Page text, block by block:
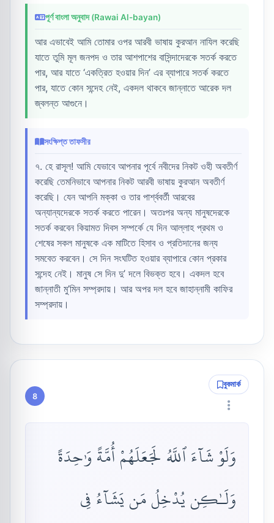
পূর্ণ বাংলা অনুবাদ (Rawai Al-bayan)
আর এভাবেই আমি তোমার ওপর আরবী ভাষায় কুরআন নাযিল করেছি
যাতে তুমি মূল জনপদ ও তার আশপাশের বাসিন্দাদেরকে সতর্ক করতে
পার, আর যাতে ‘একত্রিত হওয়ার দিন’ এর ব্যাপারে সতর্ক করতে
পার, যাতে কোন সন্দেহ নেই, একদল থাকবে জান্নাতে আরেক দল
জ্বলন্ত আগুনে।
সংক্ষিপ্ত তাফসীর
৭. হে রাসূল! আমি যেভাবে আপনার পূর্বে নবীদের নিকট ওহী অবতীর্ণ
করেছি তেমনিভাবে আপনার নিকট আরবী ভাষায় কুরআন অবতীর্ণ
করেছি। যেন আপনি মক্কা ও তার পার্শ্ববর্তী আরবের
অন্যান্যদেরকে সতর্ক করতে পারেন। অতঃপর অন্য মানুষদেরকে
সতর্ক করবেন কিয়ামত দিবস সম্পর্কে যে দিন আল্লাহ প্রথম ও
শেষের সকল মানুষকে এক মাটিতে হিসাব ও প্রতিদানের জন্য
সমবেত করবেন। সে দিন সংঘটিত হওয়ার ব্যাপারে কোন প্রকার
সন্দেহ নেই। মানুষ সে দিন দু’ দলে বিভক্ত হবে। একদল হবে
জান্নাতী মু’মিন সম্প্রদায়। আর অপর দল হবে জাহান্নামী কাফির
সম্প্রদায়।
8
বুকমার্ক
وَلَوْ شَآءَ ٱللَّهُ لَجَعَلَهُمْ أُمَّةً وَٰحِدَةً
وَلَـٰكِن يُدْخِلُ مَن يَشَآءُ فِى